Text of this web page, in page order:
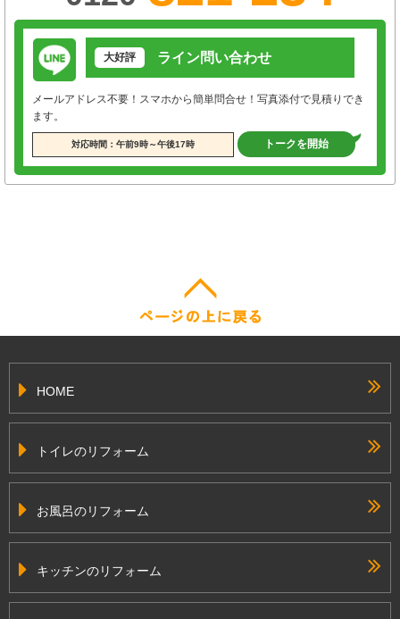
大好評 ライン問い合わせ
メールアドレス不要！スマホから簡単問合せ！写真添付で見積りでき
ます。
対応時間：午前9時～午後17時 トークを開始
HOME
トイレのリフォーム
お風呂のリフォーム
キッチンのリフォーム